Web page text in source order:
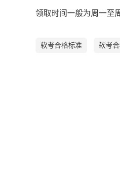
领取时间一般为周一至
软考合格标准 软考